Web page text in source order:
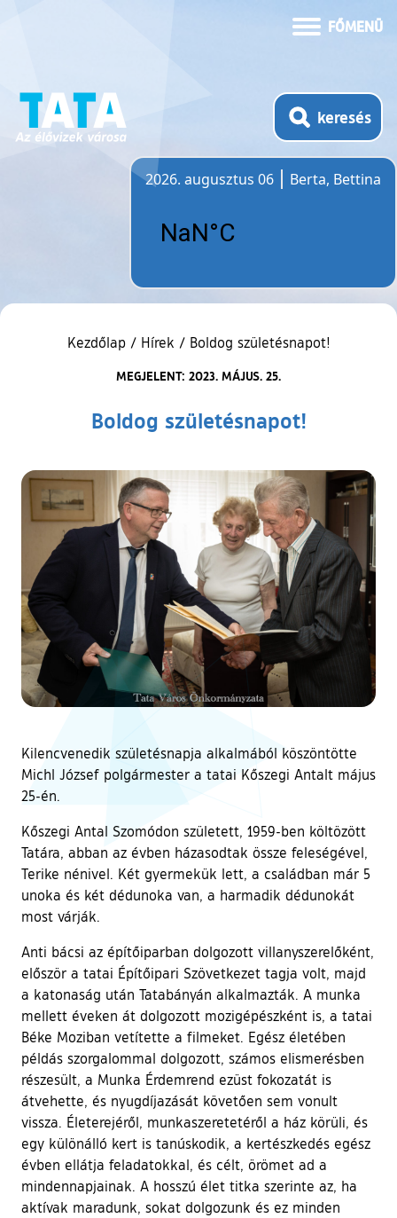
FŐMENÜ
keresés
2026. augusztus 06
Berta, Bettina
Kezdőlap / Hírek / Boldog születésnapot!
MEGJELENT: 2023. MÁJUS. 25.
Boldog születésnapot!
Kilencvenedik születésnapja alkalmából köszöntötte
Michl József polgármester a tatai Kőszegi Antalt május
25-én.
Kőszegi Antal Szomódon született, 1959-ben költözött
Tatára, abban az évben házasodtak össze feleségével,
Terike nénivel. Két gyermekük lett, a családban már 5
unoka és két dédunoka van, a harmadik dédunokát
most várják.
Anti bácsi az építőiparban dolgozott villanyszerelőként,
először a tatai Építőipari Szövetkezet tagja volt, majd
a katonaság után Tatabányán alkalmazták. A munka
mellett éveken át dolgozott mozigépészként is, a tatai
Béke Moziban vetítette a filmeket. Egész életében
példás szorgalommal dolgozott, számos elismerésben
részesült, a Munka Érdemrend ezüst fokozatát is
átvehette, és nyugdíjazását követően sem vonult
vissza. Életerejéről, munkaszeretetéről a ház körüli, és
egy különálló kert is tanúskodik, a kertészkedés egész
évben ellátja feladatokkal, és célt, örömet ad a
mindennapjainak. A hosszú élet titka szerinte az, ha
aktívak maradunk, sokat dolgozunk és ez minden